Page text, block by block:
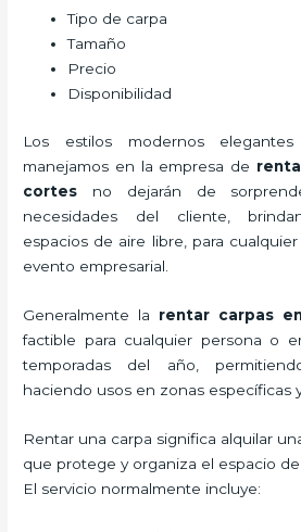
Tipo de carpa
Tamaño
Precio
Disponibilidad
Los estilos modernos
manejamos en la empresa de
cortes no dejarán de
necesidades del cliente,
espacios de aire libre, para
evento empresarial.
Generalmente la rentar carpas
factible para cualquier persona o
temporadas del año,
haciendo usos en zonas específicas
Rentar una carpa significa alquilar
que protege y organiza el espacio
El servicio normalmente incluye: